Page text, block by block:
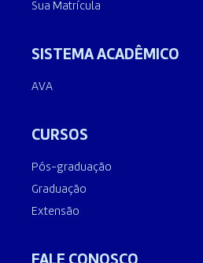
Sua Matrícula
SISTEMA ACADÊMICO
AVA
CURSOS
Pós-graduação
Graduação
Extensão